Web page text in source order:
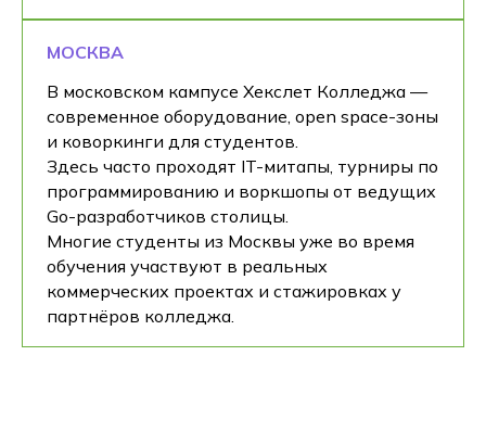
МОСКВА
В московском кампусе Хекслет Колледжа —
современное оборудование, open space-зоны
и коворкинги для студентов.
Здесь часто проходят IT-митапы, турниры по
программированию и воркшопы от ведущих
Go-разработчиков столицы.
Многие студенты из Москвы уже во время
обучения участвуют в реальных
коммерческих проектах и стажировках у
партнёров колледжа.